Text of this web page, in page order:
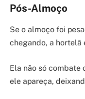
Pós-Almoço
Se o almoço foi
chegando, a hortelã
Ela não só combate
ele apareça,